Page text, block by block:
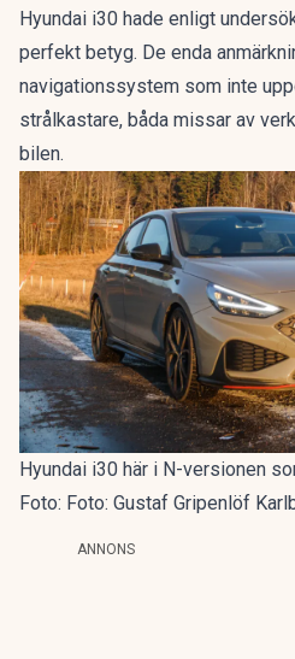
Hyundai i30 hade enligt
perfekt betyg. De enda
navigationssystem som inte
strålkastare, båda missar av
bilen.
Hyundai i30 här i N-versionen
Foto: Foto: Gustaf Gripenlöf
ANNONS